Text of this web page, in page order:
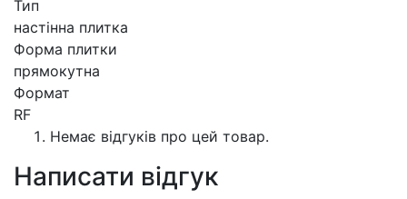
Тип
настінна плитка
Форма плитки
прямокутна
Формат
RF
Немає відгуків про цей товар.
Написати відгук